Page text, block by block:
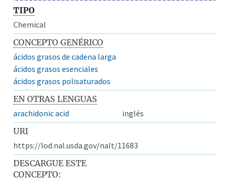
TIPO
Chemical
CONCEPTO GENÉRICO
ácidos grasos de cadena larga
ácidos grasos esenciales
ácidos grasos polisaturados
EN OTRAS LENGUAS
arachidonic acid
inglés
URI
https://lod.nal.usda.gov/nalt/11683
DESCARGUE ESTE
CONCEPTO: